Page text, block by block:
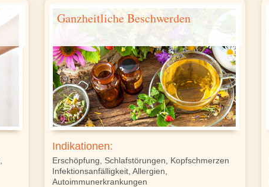
Ganzheitliche Beschwerden
Indikationen:
Erschöpfung, Schlafstörungen, Kopfschmerzen
Infektionsanfälligkeit, Allergien,
Autoimmunerkrankungen